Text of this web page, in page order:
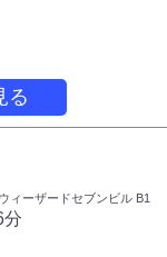
る
ィーザードセブンビル B1
分